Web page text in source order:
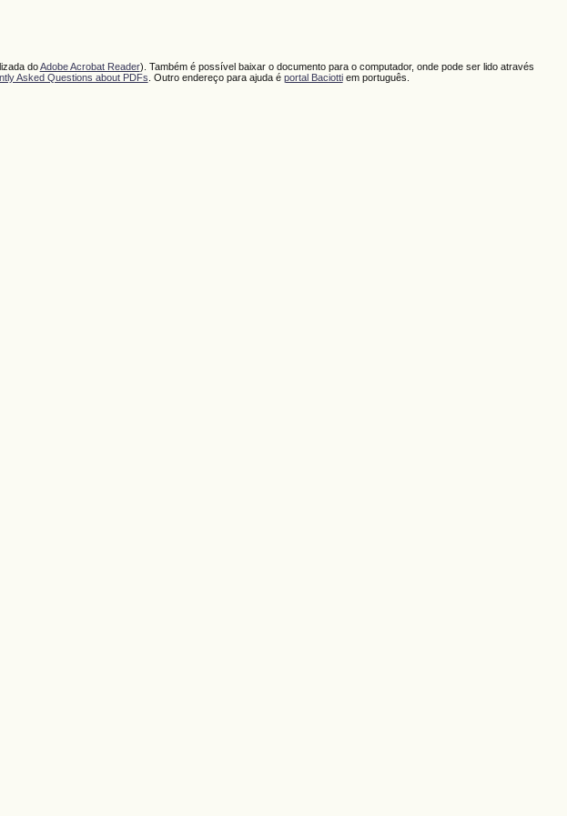
doAdobe Acrobat Reader). Também é possível baixar o documento para o computador, onde pode ser lido através
Asked Questions about PDFs . Outro endereço para ajuda é portal Baciottiem português.